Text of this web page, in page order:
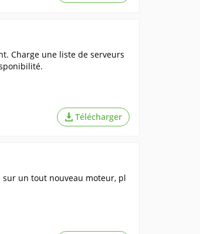
Charge une liste de serveurs
Télécharger
sur un tout nouveau moteur, pl